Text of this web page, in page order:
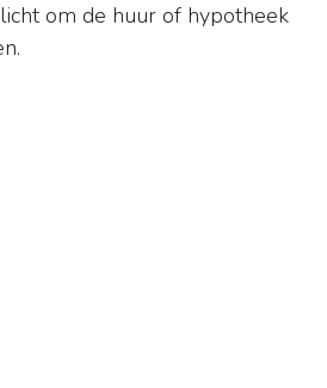
om de huur of hypotheek